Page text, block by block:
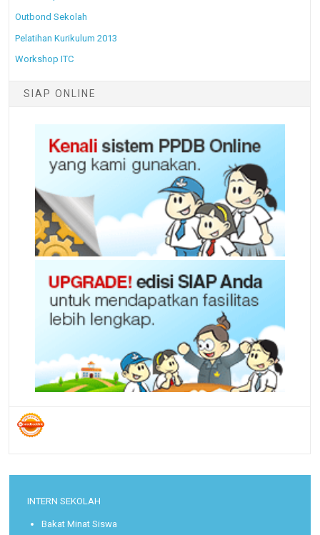
Outbond Sekolah
Pelatihan Kurikulum 2013
Workshop ITC
SIAP ONLINE
INTERN SEKOLAH
Bakat Minat Siswa